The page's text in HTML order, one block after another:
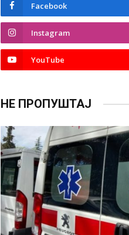
Facebook
Instagram
YouTube
НЕ ПРОПУШТАЈ